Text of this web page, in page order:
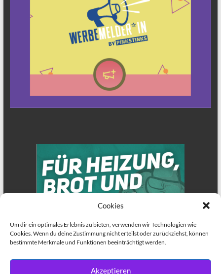
Cookies
Um dir ein optimales Erlebnis zu bieten, verwenden wir Technologien wie
Cookies. Wenn du deine Zustimmung nicht erteilst oder zurückziehst, können
bestimmte Merkmale und Funktionen beeinträchtigt werden.
Akzeptieren